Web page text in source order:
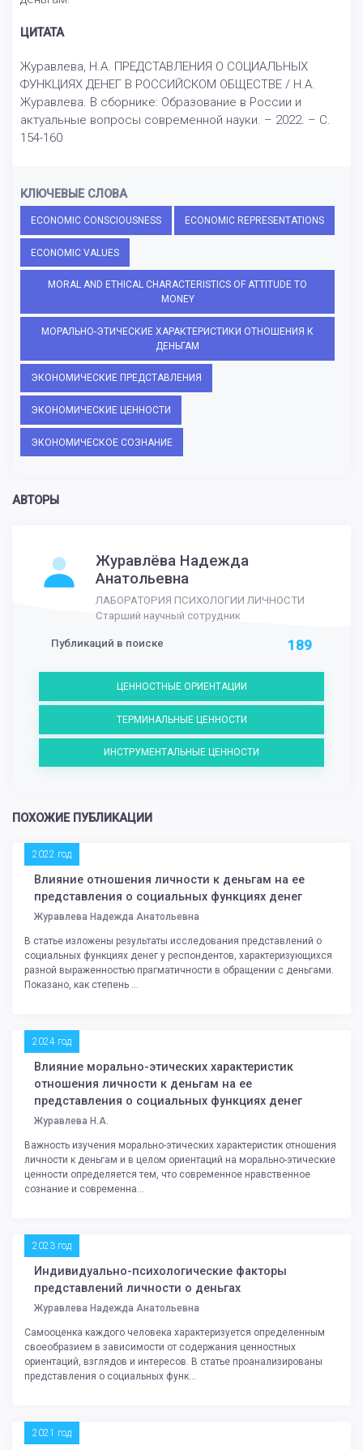
ЦИТАТА
Журавлева, Н.А. ПРЕДСТАВЛЕНИЯ О СОЦИАЛЬНЫХ
ФУНКЦИЯХ ДЕНЕГ В РОССИЙСКОМ ОБЩЕСТВЕ / Н.А.
Журавлева. В сборнике: Образование в России и
актуальные вопросы современной науки. – 2022. – С.
154-160
КЛЮЧЕВЫЕ СЛОВА
ECONOMIC CONSCIOUSNESS ECONOMIC REPRESENTATIONS
ECONOMIC VALUES
MORAL AND ETHICAL CHARACTERISTICS OF ATTITUDE TO
MONEY
МОРАЛЬНО-ЭТИЧЕСКИЕ ХАРАКТЕРИСТИКИ ОТНОШЕНИЯ К
ДЕНЬГАМ
ЭКОНОМИЧЕСКИЕ ПРЕДСТАВЛЕНИЯ
ЭКОНОМИЧЕСКИЕ ЦЕННОСТИ
ЭКОНОМИЧЕСКОЕ СОЗНАНИЕ
АВТОРЫ
Журавлёва Надежда
Анатольевна
ЛАБОРАТОРИЯ ПСИХОЛОГИИ ЛИЧНОСТИ
Старший научный сотрудник
Публикаций в поиске 189
ЦЕННОСТНЫЕ ОРИЕНТАЦИИ
ТЕРМИНАЛЬНЫЕ ЦЕННОСТИ
ИНСТРУМЕНТАЛЬНЫЕ ЦЕННОСТИ
ПОХОЖИЕ ПУБЛИКАЦИИ
2022 год
Влияние отношения личности к деньгам на ее
представления о социальных функциях денег
Журавлева Надежда Анатольевна
В статье изложены результаты исследования представлений о
социальных функциях денег у респондентов, характеризующихся
разной выраженностью прагматичности в обращении с деньгами.
Показано, как степень ...
2024 год
Влияние морально-этических характеристик
отношения личности к деньгам на ее
представления о социальных функциях денег
Журавлева Н.А.
Важность изучения морально-этических характеристик отношения
личности к деньгам и в целом ориентаций на морально-этические
ценности определяется тем, что современное нравственное
сознание и современна...
2023 год
Индивидуально-психологические факторы
представлений личности о деньгах
Журавлева Надежда Анатольевна
Самооценка каждого человека характеризуется определенным
своеобразием в зависимости от содержания ценностных
ориентаций, взглядов и интересов. В статье проанализированы
представления о социальных функ...
2021 год